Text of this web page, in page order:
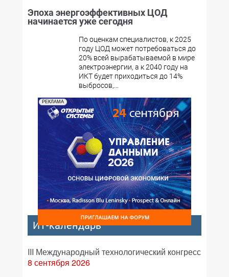
Эпоха энергоэффективных ЦОД
начинается уже сегодня
По оценкам специалистов, к 2025
году ЦОД может потребоваться до
20% всей вырабатываемой в мире
электроэнергии, а к 2040 году на
ИКТ будет приходиться до 14%
выбросов,...
РЕКЛАМА
ИТ-календарь
III Международный технологический конгресс
8 сентября 2026